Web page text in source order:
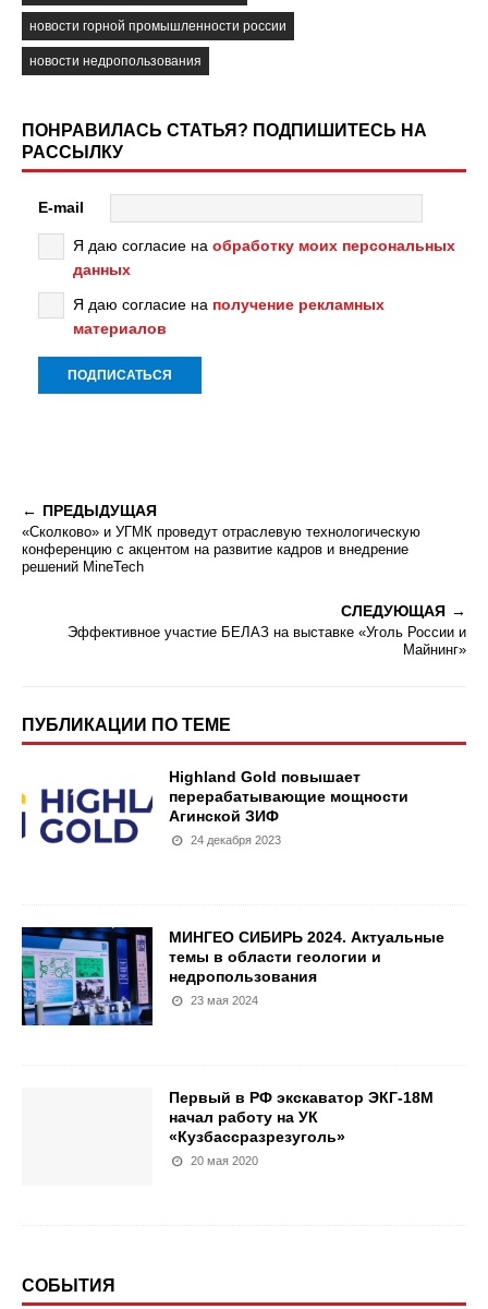
новости горной промышленности россии
новости недропользования
ПОНРАВИЛАСЬ СТАТЬЯ? ПОДПИШИТЕСЬ НА
РАССЫЛКУ
E-mail
Я даю согласие на обработку моих персональных
данных
Я даю согласие на получение рекламных
материалов
ПРЕДЫДУЩАЯ
«Сколково» и УГМК проведут отраслевую технологическую
конференцию с акцентом на развитие кадров и внедрение
решений MineTech
СЛЕДУЮЩАЯ
Эффективное участие БЕЛАЗ на выставке «Уголь России и
Майнинг»
ПУБЛИКАЦИИ ПО ТЕМЕ
Highland Gold повышает
перерабатывающие мощности
Агинской ЗИФ
24 декабря 2023
МИНГЕО СИБИРЬ 2024. Актуальные
темы в области геологии и
недропользования
23 мая 2024
Первый в РФ экскаватор ЭКГ-18М
начал работу на УК
«Кузбассразрезуголь»
20 мая 2020
СОБЫТИЯ